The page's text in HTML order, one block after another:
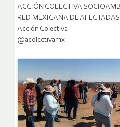
ACCIÓN COLECTIVA
RED MEXICANA DE
Acción Colectiva
@acolectivamx